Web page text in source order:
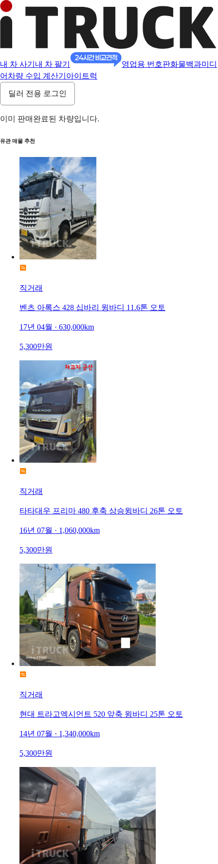
내 차 사기 내 차 팔기 영업용 번호판화물백과미디
어 차량 수입 계산기 아이트럭
딜러 전용 로그인
이미 판매완료된 차량입니다.
유관 매물 추천
직거래
벤츠 아록스 428 십바리 윙바디 11.6톤 오토
17년 04월 · 630,000km
5,300만원
직거래
타타대우 프리마 480 후축 상승윙바디 26톤 오토
16년 07월 · 1,060,000km
5,300만원
직거래
현대 트라고엑시언트 520 앞축 윙바디 25톤 오토
14년 07월 · 1,340,000km
5,300만원